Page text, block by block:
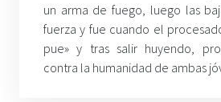
un arma de fuego, luego las
fuerza y fue cuando el
pue» y tras salir huyendo,
contra la humanidad de ambas